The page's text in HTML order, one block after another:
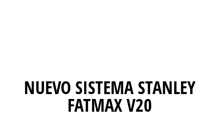
NUEVO SISTEMA STANLEY
FATMAX V20